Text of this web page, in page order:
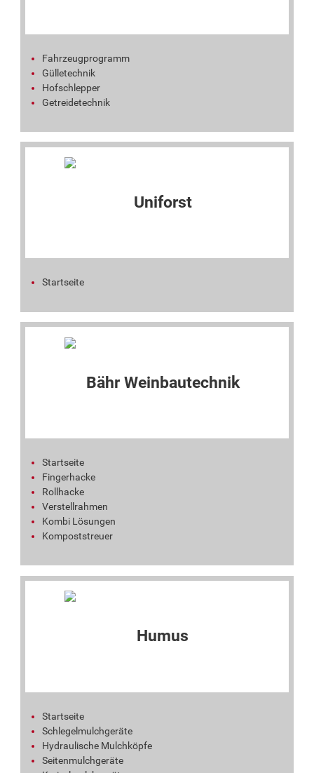
Fahrzeugprogramm
Gülletechnik
Hofschlepper
Getreidetechnik
Startseite
Startseite
Fingerhacke
Rollhacke
Verstellrahmen
Kombi Lösungen
Kompoststreuer
Startseite
Schlegelmulchgeräte
Hydraulische Mulchköpfe
Seitenmulchgeräte